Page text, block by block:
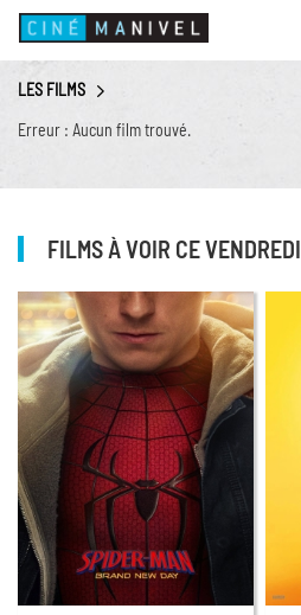
ACCUEIL
PROGRAMME
ANIMATIONS
CINÉ CAFÉ | RESTAURANT
INFOS PRATIQUES
LES FILMS
Erreur : Aucun film trouvé.
FILMS À VOIR CE VENDREDI